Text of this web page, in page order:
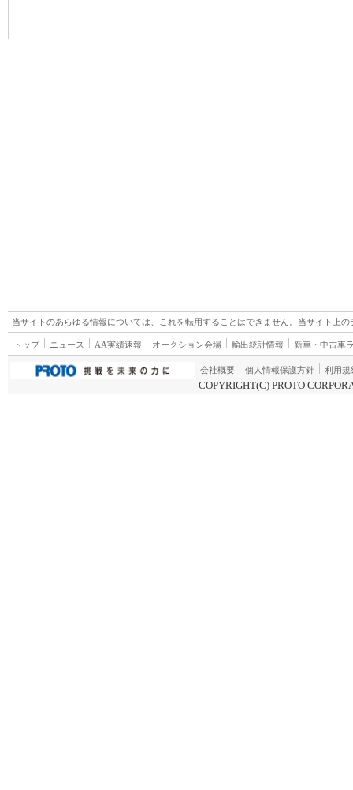
当サイトのあらゆる情報については、これを転用することはできません。当サイト上
トップ ニュース AA実績速報 オークション会場 輸出統計情報 新車・中古車
会社概要 個人情報保護方針 利用規
COPYRIGHT(C) PROTO